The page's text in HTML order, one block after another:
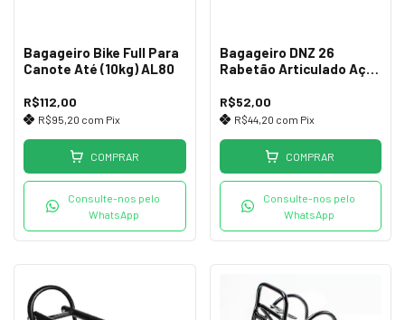
Bagageiro Bike Full Para
Canote Até (10kg) AL80
R$112,00
R$95,20 com Pix
COMPRAR
Consulte-nos pelo
WhatsApp
Bagageiro DNZ 26
Rabetão Articulado Aço
R$52,00
R$44,20 com Pix
COMPRAR
Consulte-nos pelo
WhatsApp